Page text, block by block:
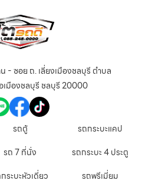
- ซอย ถ. เลี่ยงเมืองชลบุรี ตำบล
เมืองชลบุรี ชลบุรี 20000
รถตู้
รถ 7 ที่นั่ง
ระบะหัวเดี่ยว
รถกระบะแคป
รถกระบะ 4 ประตู
รถพรีเมี่ยม